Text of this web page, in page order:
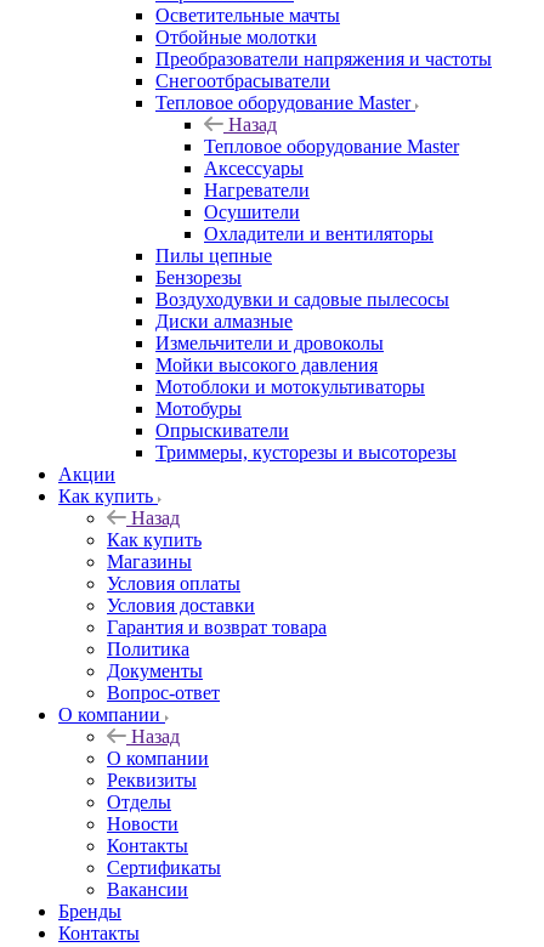
Осветительные мачты
Отбойные молотки
Преобразователи напряжения и частоты
Снегоотбрасыватели
Тепловое оборудование Master
Назад
Тепловое оборудование Master
Аксессуары
Нагреватели
Осушители
Охладители и вентиляторы
Пилы цепные
Бензорезы
Воздуходувки и садовые пылесосы
Диски алмазные
Измельчители и дровоколы
Мойки высокого давления
Мотоблоки и мотокультиваторы
Мотобуры
Опрыскиватели
Триммеры, кусторезы и высоторезы
Акции
Как купить
Назад
Как купить
Магазины
Условия оплаты
Условия доставки
Гарантия и возврат товара
Политика
Документы
Вопрос-ответ
О компании
Назад
О компании
Реквизиты
Отделы
Новости
Контакты
Сертификаты
Вакансии
Бренды
Контакты